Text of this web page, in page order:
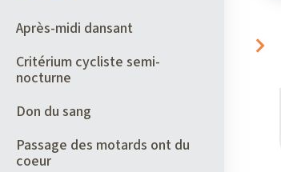
Après-midi dansant
Critérium cycliste semi-
nocturne
Don du sang
Passage des motards ont du
coeur